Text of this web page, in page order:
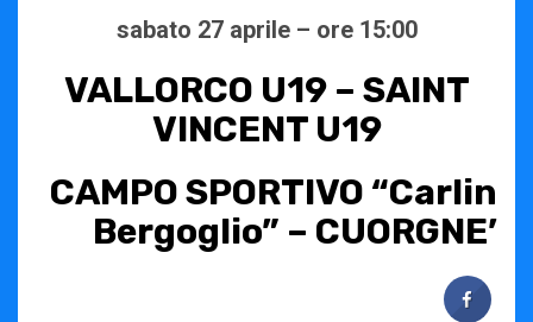
sabato 27 aprile – ore 15:00
VALLORCO U19 – SAINT
VINCENT U19
CAMPO SPORTIVO “Carlin
Bergoglio” – CUORGNE’